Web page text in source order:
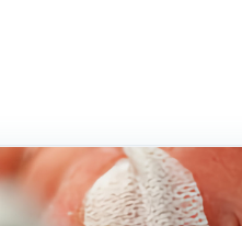
Beatmung das